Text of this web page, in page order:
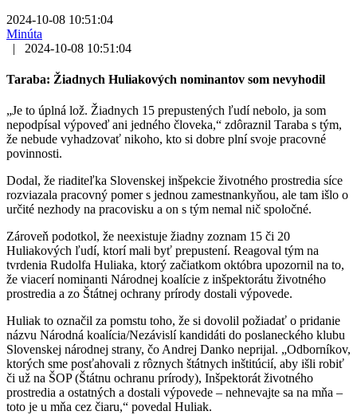
2024-10-08 10:51:04
Minúta
|
2024-10-08 10:51:04
Taraba: Žiadnych Huliakových nominantov som nevyhodil
„Je to úplná lož. Žiadnych 15 prepustených ľudí nebolo, ja som
nepodpísal výpoveď ani jedného človeka,“ zdôraznil Taraba s tým,
že nebude vyhadzovať nikoho, kto si dobre plní svoje pracovné
povinnosti.
Dodal, že riaditeľka Slovenskej inšpekcie životného prostredia síce
rozviazala pracovný pomer s jednou zamestnankyňou, ale tam išlo o
určité nezhody na pracovisku a on s tým nemal nič spoločné.
Zároveň podotkol, že neexistuje žiadny zoznam 15 či 20
Huliakových ľudí, ktorí mali byť prepustení. Reagoval tým na
tvrdenia Rudolfa Huliaka, ktorý začiatkom októbra upozornil na to,
že viacerí nominanti Národnej koalície z inšpektorátu životného
prostredia a zo Štátnej ochrany prírody dostali výpovede.
Huliak to označil za pomstu toho, že si dovolil požiadať o pridanie
názvu Národná koalícia/Nezávislí kandidáti do poslaneckého klubu
Slovenskej národnej strany, čo Andrej Danko neprijal. „Odborníkov,
ktorých sme posťahovali z rôznych štátnych inštitúcií, aby išli robiť
či už na ŠOP (Štátnu ochranu prírody), Inšpektorát životného
prostredia a ostatných a dostali výpovede – nehnevajte sa na mňa –
toto je u mňa cez čiaru,“ povedal Huliak.